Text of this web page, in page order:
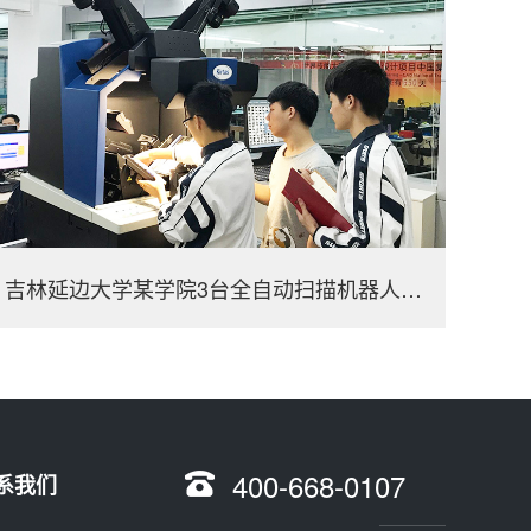
吉林延边大学某学院3台全自动扫描机器人2台非接触式扫描仪
我们 400-668-0107